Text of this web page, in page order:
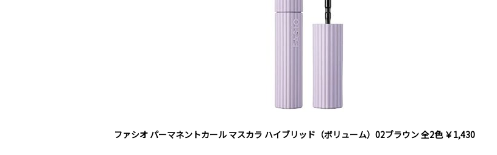
ファシオ パーマネントカール マスカラ ハイブリッド（ボリューム）02ブラウン 全2色 ￥1,430